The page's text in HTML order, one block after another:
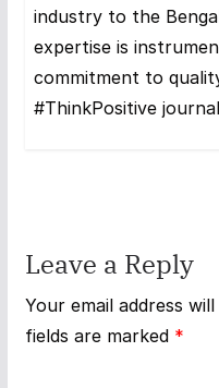
industry to the
expertise is
commitment to
#ThinkPositive
Leave a Reply
Your email address
fields are marked *